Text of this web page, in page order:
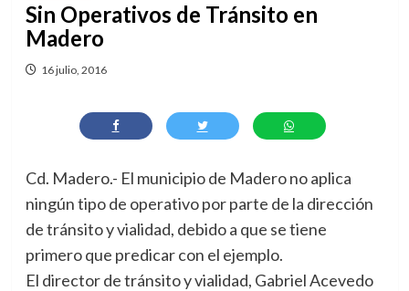
Sin Operativos de Tránsito en
Madero
16 julio, 2016
Cd. Madero.- El municipio de Madero no aplica
ningún tipo de operativo por parte de la dirección
de tránsito y vialidad, debido a que se tiene
primero que predicar con el ejemplo.
El director de tránsito y vialidad, Gabriel Acevedo